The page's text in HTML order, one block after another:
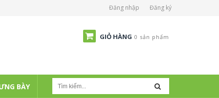
Đăng nhập Đăng ký
GIỎ HÀNG 0 sản phẩm
BÀY